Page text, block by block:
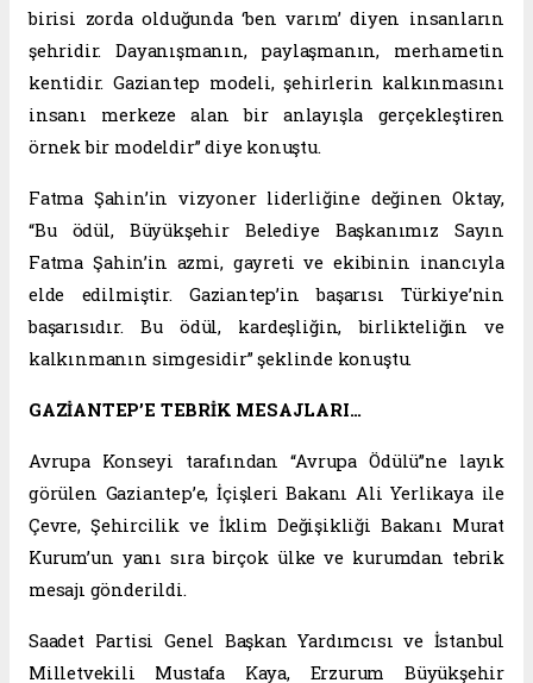
birisi zorda olduğunda ‘ben varım’ diyen insanların
şehridir. Dayanışmanın, paylaşmanın, merhametin
kentidir. Gaziantep modeli, şehirlerin kalkınmasını
insanı merkeze alan bir anlayışla gerçekleştiren
örnek bir modeldir” diye konuştu.
Fatma Şahin’in vizyoner liderliğine değinen Oktay,
“Bu ödül, Büyükşehir Belediye Başkanımız Sayın
Fatma Şahin’in azmi, gayreti ve ekibinin inancıyla
elde edilmiştir. Gaziantep’in başarısı Türkiye’nin
başarısıdır. Bu ödül, kardeşliğin, birlikteliğin ve
kalkınmanın simgesidir” şeklinde konuştu.
GAZİANTEP’E TEBRİK MESAJLARI…
Avrupa Konseyi tarafından “Avrupa Ödülü”ne layık
görülen Gaziantep’e, İçişleri Bakanı Ali Yerlikaya ile
Çevre, Şehircilik ve İklim Değişikliği Bakanı Murat
Kurum’un yanı sıra birçok ülke ve kurumdan tebrik
mesajı gönderildi.
Saadet Partisi Genel Başkan Yardımcısı ve İstanbul
Milletvekili Mustafa Kaya, Erzurum Büyükşehir